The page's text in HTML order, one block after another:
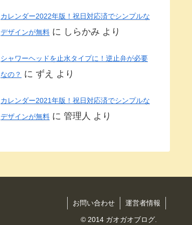
カレンダー2022年版！祝日対応済でシンプルな
デザインが無料 に しらかみ より
シャワーヘッドを止水タイプに！逆止弁が必要
なの？ に ずえ より
カレンダー2021年版！祝日対応済でシンプルな
デザインが無料 に 管理人 より
お問い合わせ 運営者情報
© 2014 ガオガオブログ.